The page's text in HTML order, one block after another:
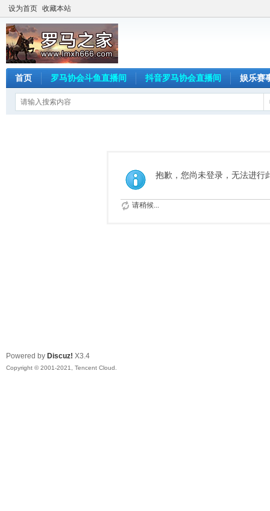
设为首页 收藏本站
首页 罗马协会斗鱼直播间 抖音罗马协会直播间 娱乐赛
抱歉，您尚未登录，无法进行
请稍候...
Powered by Discuz! X3.4
Copyright © 2001-2021, Tencent Cloud.